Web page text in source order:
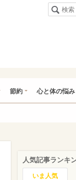
節約 心と体の悩み
人気記事ランキ
いま人気